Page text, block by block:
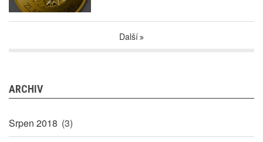
Další
ARCHIV
Srpen 2018 (3)